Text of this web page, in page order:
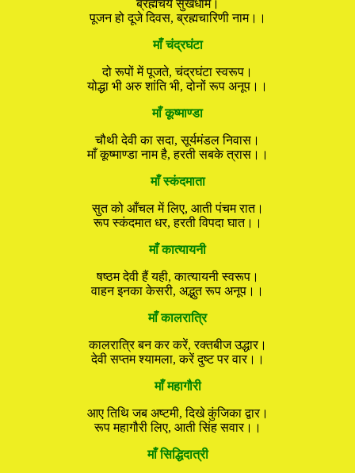
ब्रह्मचर्य सुखधाम।
पूजन हो दूजे दिवस, ब्रह्मचारिणी नाम।।
माँ चंद्रघंटा
दो रूपों में पूजते, चंद्रघंटा स्वरूप।
योद्धा भी अरु शांति भी, दोनों रूप अनूप।।
माँ कूष्माण्डा
चौथी देवी का सदा, सूर्यमंडल निवास।
माँ कूष्माण्डा नाम है, हरती सबके त्रास।।
माँ स्कंदमाता
सुत को आँचल में लिए, आती पंचम रात।
रूप स्कंदमात धर, हरती विपदा घात।।
माँ कात्यायनी
षष्ठम देवी हैं यही, कात्यायनी स्वरूप।
वाहन इनका केसरी, अद्भुत रूप अनूप।।
माँ कालरात्रि
कालरात्रि बन कर करें, रक्तबीज उद्धार।
देवी सप्तम श्यामला, करें दुष्ट पर वार।।
माँ महागौरी
आए तिथि जब अष्टमी, दिखे कुंजिका द्वार।
रूप महागौरी लिए, आती सिंह सवार।।
माँ सिद्धिदात्री